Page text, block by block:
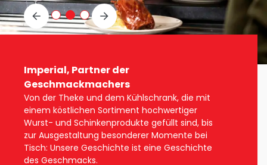
Hochwertige
Wurst- und
Schinken produkte
und ein
Hochwertige
Wurst- und
Schinken produkte
und ein
Hochwertige
Wurst- und
Schinken produkte
und ein
Imperial, Partner der
Geschmackmachers
Von der Theke und dem Kühlschrank, die mit
einem köstlichen Sortiment hochwertiger
Wurst- und Schinkenprodukte gefüllt sind, bis
zur Ausgestaltung besonderer Momente bei
Tisch: Unsere Geschichte ist eine Geschichte
des Geschmacks.